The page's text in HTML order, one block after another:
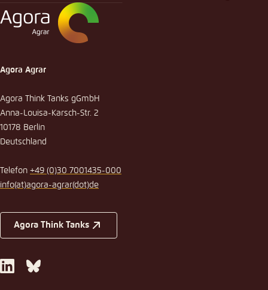
Agora Agrar
Agora Think Tanks gGmbH
Anna-Louisa-Karsch-Str. 2
10178 Berlin
Deutschland
Telefon +49 (0)30 7001435-000
info(at)agora-agrar(dot)de
Agora Think Tanks
LinkedInBluesky
Einstellung für diese Webseite im Browser